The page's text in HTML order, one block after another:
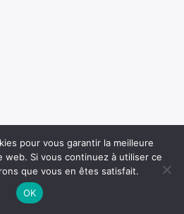
pour vous garantir la meilleure
Si vous continuez à utiliser ce
que vous en êtes satisfait.
OK